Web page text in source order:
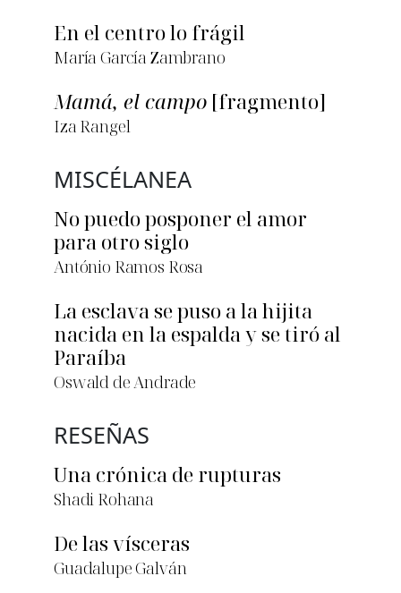
En el centro lo frágil
María García Zambrano
Mamá, el campo [fragmento]
Iza Rangel
MISCÉLANEA
No puedo posponer el amor
para otro siglo
António Ramos Rosa
La esclava se puso a la hijita
nacida en la espalda y se tiró al
Paraíba
Oswald de Andrade
RESEÑAS
Una crónica de rupturas
Shadi Rohana
De las vísceras
Guadalupe Galván